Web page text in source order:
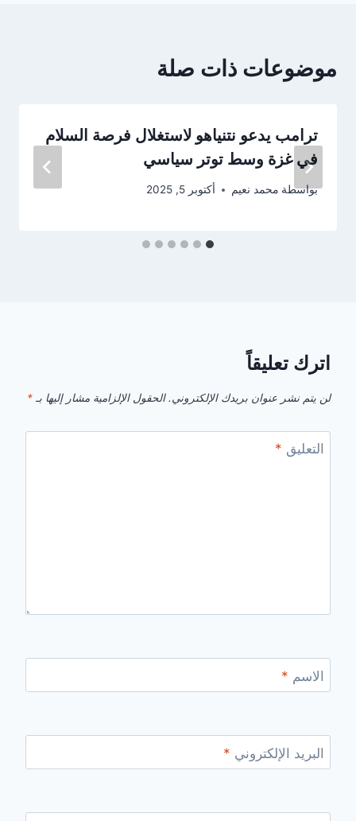
موضوعات ذات صلة
ترامب يدعو نتنياهو لاستغلال فرصة السلام
في غزة وسط توتر سياسي
بواسطة محمد نعيم أكتوبر 5, 2025
اترك تعليقاً
لن يتم نشر عنوان بريدك الإلكتروني. الحقول الإلزامية مشار إليها بـ *
التعليق *
الاسم *
البريد الإلكتروني *